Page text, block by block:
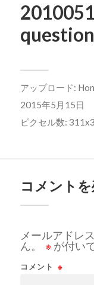
アップロード:
2015年5月15日
ピクセル数:
コメント
メールアドレ
ん。
※ が付い
コメント ※